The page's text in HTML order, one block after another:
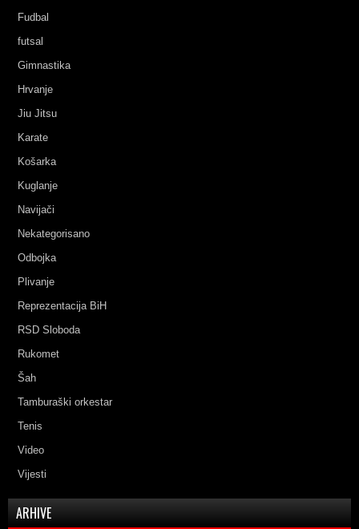
Fudbal
futsal
Gimnastika
Hrvanje
Jiu Jitsu
Karate
Košarka
Kuglanje
Navijači
Nekategorisano
Odbojka
Plivanje
Reprezentacija BiH
RSD Sloboda
Rukomet
Šah
Tamburaški orkestar
Tenis
Video
Vijesti
ARHIVE